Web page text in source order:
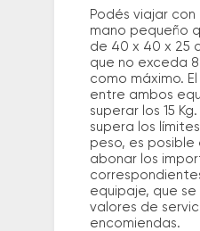
Podés viajar con
mano pequeño
de 40 x 40 x 25
que no exceda
como máximo.
entre ambos
superar los 15
supera los
peso, es posible
abonar los
equipaje, que se
valores de
encomiendas.